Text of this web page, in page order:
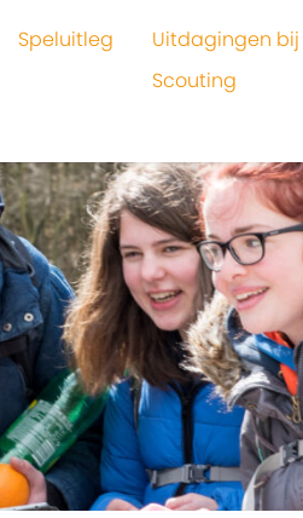
Speluitleg
Uitdagingen bij
Scouting